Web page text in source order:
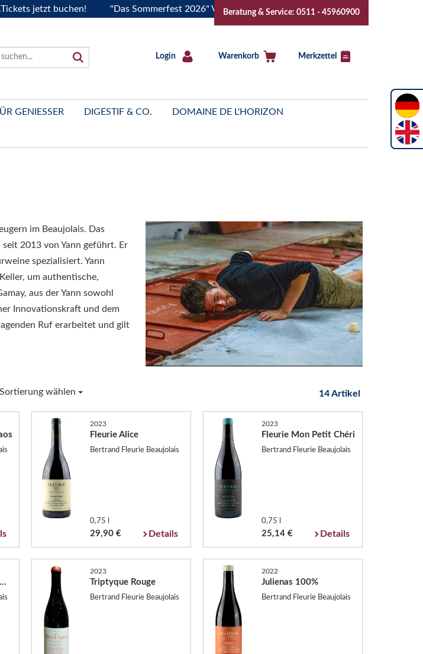
jetzt buchen! "Das Sommerfest 2026" Vive la Bourgogne..Tickets jetzt buchen!
Beratung & Service: 0511 - 45960900
Login Warenkorb Merkzettel
GENIESSER DIGESTIF & CO. DOMAINE DE L'HORIZON
im Beaujolais. Das
2013 von Yann geführt. Er
spezialisiert. Yann
um authentische,
aus der Yann sowohl
Innovationskraft und dem
Ruf erarbeitet und gilt
Sortierung wählen 14 Artikel
2023
Fleurie Alice
Bertrand Fleurie Beaujolais
0,75 l
29,90 € Details
2023
Fleurie Mon Petit Chéri
Bertrand Fleurie Beaujolais
0,75 l
25,14 € Details
2023
Triptyque Rouge
Bertrand Fleurie Beaujolais
2022
Julienas 100%
Bertrand Fleurie Beaujolais